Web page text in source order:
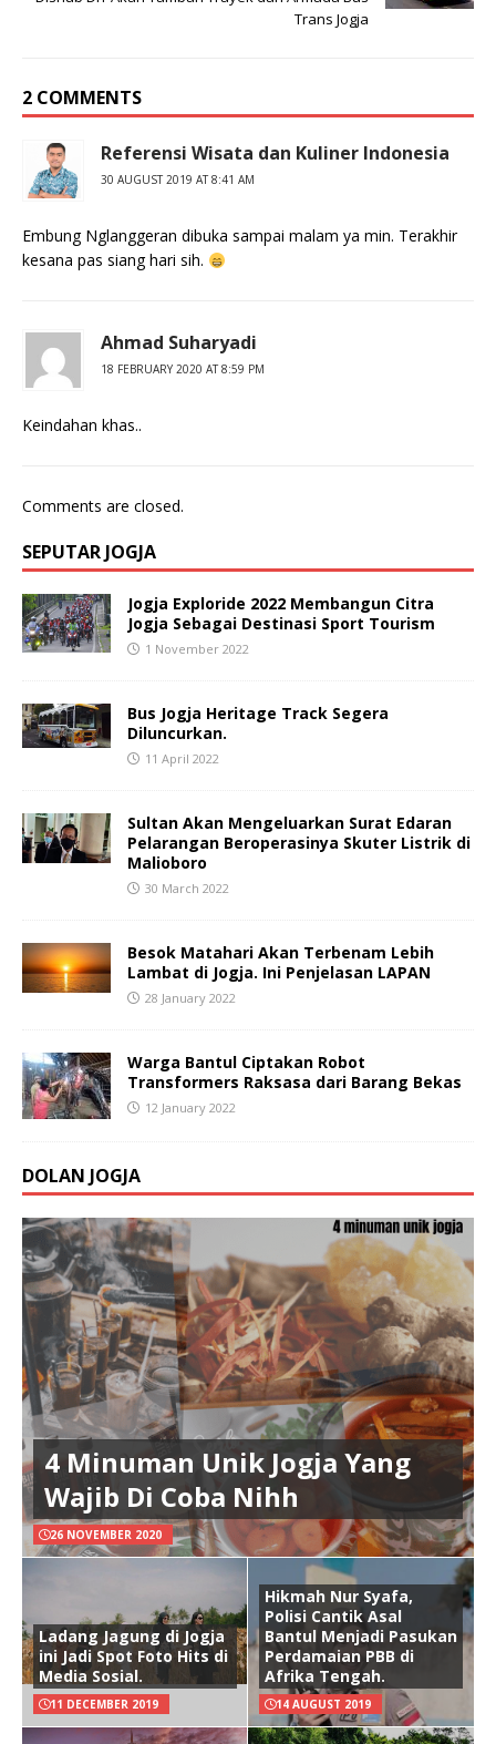
Trans Jogja
2 COMMENTS
Referensi Wisata dan Kuliner Indonesia
30 AUGUST 2019 AT 8:41 AM
Embung Nglanggeran dibuka sampai malam ya min. Terakhir
kesana pas siang hari sih.
Ahmad Suharyadi
18 FEBRUARY 2020 AT 8:59 PM
Keindahan khas..
Comments are closed.
SEPUTAR JOGJA
Jogja Exploride 2022 Membangun Citra
Jogja Sebagai Destinasi Sport Tourism
1 November 2022
Bus Jogja Heritage Track Segera
Diluncurkan.
11 April 2022
Sultan Akan Mengeluarkan Surat Edaran
Pelarangan Beroperasinya Skuter Listrik di
Malioboro
30 March 2022
Besok Matahari Akan Terbenam Lebih
Lambat di Jogja. Ini Penjelasan LAPAN
28 January 2022
Warga Bantul Ciptakan Robot
Transformers Raksasa dari Barang Bekas
12 January 2022
DOLAN JOGJA
4 Minuman Unik Jogja Yang
Wajib Di Coba Nihh
26 NOVEMBER 2020
Ladang Jagung di Jogja
ini Jadi Spot Foto Hits di
Media Sosial.
11 DECEMBER 2019
Hikmah Nur Syafa,
Polisi Cantik Asal
Bantul Menjadi Pasukan
Perdamaian PBB di
Afrika Tengah.
14 AUGUST 2019